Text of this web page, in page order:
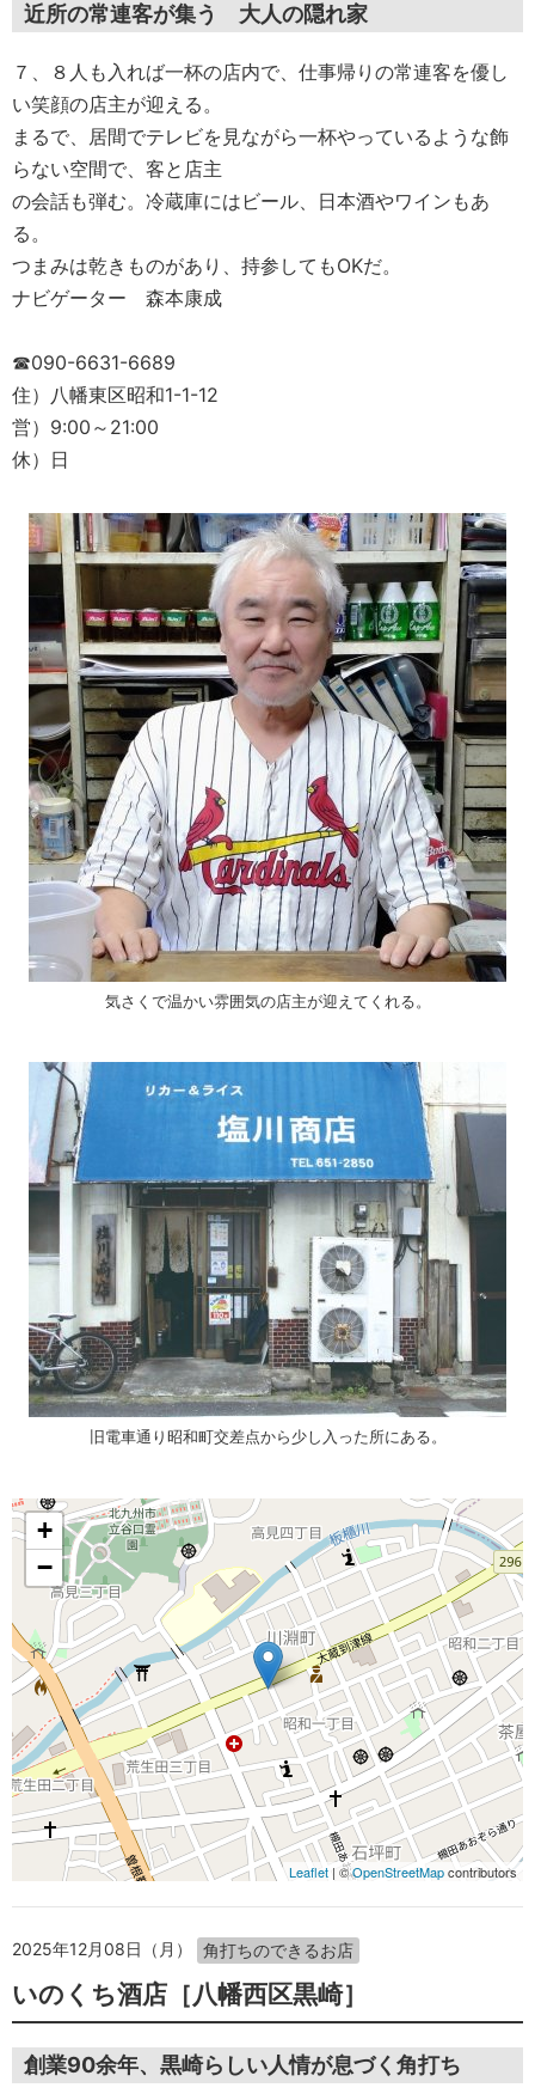
近所の常連客が集う 大人の隠れ家
７、８人も入れば一杯の店内で、仕事帰りの常連客を優し
い笑顔の店主が迎える。
まるで、居間でテレビを見ながら一杯やっているような飾
らない空間で、客と店主
の会話も弾む。冷蔵庫にはビール、日本酒やワインもあ
る。
つまみは乾きものがあり、持参してもOKだ。
ナビゲーター 森本康成
☎090-6631-6689
住）八幡東区昭和1-1-12
営）9:00～21:00
休）日
気さくで温かい雰囲気の店主が迎えてくれる。
旧電車通り昭和町交差点から少し入った所にある。
+
−
Leaflet | ©OpenStreetMapcontributors
2025年12月08日（月） 角打ちのできるお店
いのくち酒店［八幡西区黒崎］
創業90余年、黒崎らしい人情が息づく角打ち